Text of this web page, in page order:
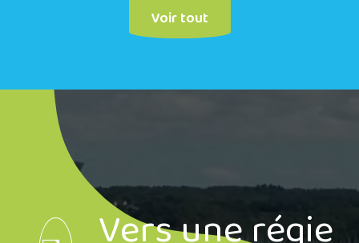
Voir tout
Vers une régie